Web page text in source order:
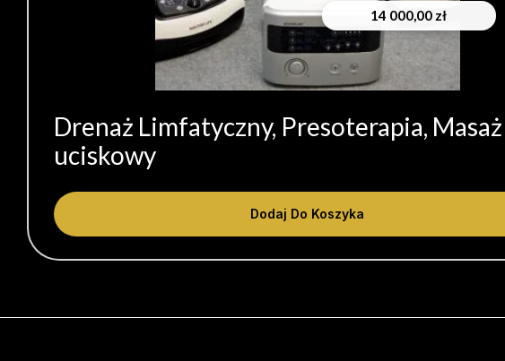
14 000,00 zł
Drenaż Limfatyczny, Presoterapia, Masaż
uciskowy
Dodaj Do Koszyka